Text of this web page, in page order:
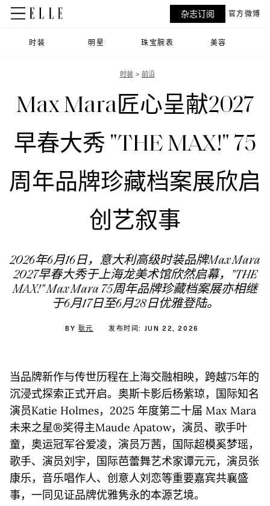
时装 明星 珠宝腕表 美容
杂志订阅 官方微博
时装 前沿
Max Mara匠心呈献2027
早春大秀 "THE MAX!" 75
周年品牌珍藏档案展欣启
创艺叙事
2026年6月16日，意大利高级时装品牌Max Mara
2027早春大秀于上海龙美术馆欣然启幕，"THE
MAX!" Max Mara 75周年品牌珍藏档案展亦相继
于6月17日至6月28日优雅登陆。
BY 耿元 发布时间: JUN 22, 2026
当品牌新作与传世历程在上海交融相映，跨越75年的
沉浸式探索正式开启。奥斯卡影后杨紫琼，国际知名
演员Katie Holmes，2025 年度第二十届 Max Mara
未来之星®奖得主Maude Apatow，演员、歌手叶
童，奥运冠军谷爱凌，演员万茜，国际超模奚梦瑶，
歌手、演员刘宇，国际芭蕾舞艺术家谭元元，演员张
康乐，音乐唱作人、创意人刘恋等重要嘉宾共襄盛
事，一同见证品牌优雅隽永的本源艺境。